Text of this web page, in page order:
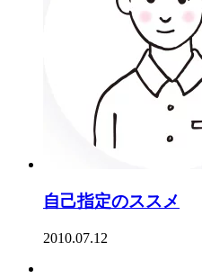
自己指定のススメ
2010.07.12